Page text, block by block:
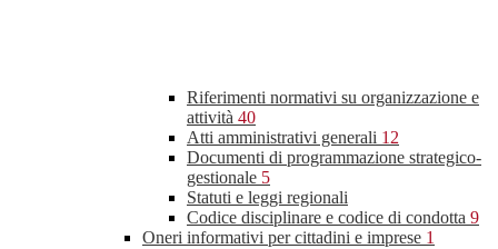
Riferimenti normativi su organizzazione e
attività 40
Atti amministrativi generali 12
Documenti di programmazione strategico-
gestionale 5
Statuti e leggi regionali
Codice disciplinare e codice di condotta 9
Oneri informativi per cittadini e imprese 1